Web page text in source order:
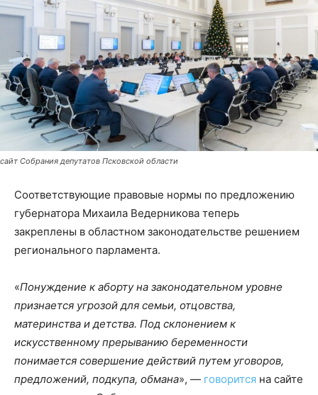
сайт Собрания депутатов Псковской области
Соответствующие правовые нормы по предложению
губернатора Михаила Ведерникова теперь
закреплены в областном законодательстве решением
регионального парламента.
«Понуждение к аборту на законодательном уровне
признается угрозой для семьи, отцовства,
материнства и детства. Под склонением к
искусственному прерыванию беременности
понимается совершение действий путем уговоров,
предложений, подкупа, обмана», — говорится на сайте